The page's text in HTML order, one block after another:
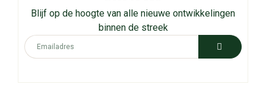
Blijf op de hoogte van alle nieuwe ontwikkelingen
binnen de streek